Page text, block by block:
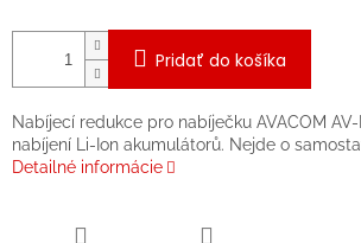
Pridať do košíka
Nabíjecí redukce pro nabíječku AVACOM
nabíjení Li-Ion akumulátorů. Nejde o
Detailné informácie